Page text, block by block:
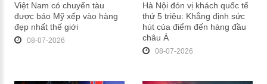
Việt Nam có chuyến tàu
được báo Mỹ xếp vào hàng
đẹp nhất thế giới
08-07-2026
Hà Nội đón vị khách quốc tế
thứ 5 triệu: Khẳng định sức
hút của điểm đến hàng đầu
châu Á
08-07-2026